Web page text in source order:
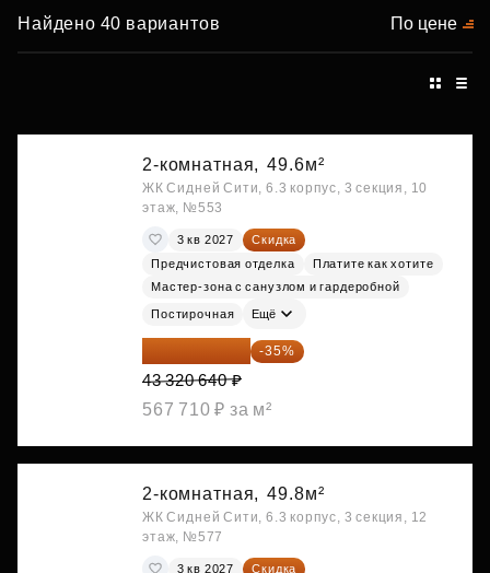
Найдено 40 вариантов По цене
2-комнатная, 49.6м²
ЖК Сидней Сити, 6.3 корпус, 3 секция, 10
этаж, №553
3 кв 2027
Скидка
Предчистовая отделка
Платите как хотите
Мастер-зона с санузлом и гардеробной
Постирочная Ещё
28 158 416 ₽ -35%
43 320 640 ₽
567 710 ₽ за м²
2-комнатная, 49.8м²
ЖК Сидней Сити, 6.3 корпус, 3 секция, 12
этаж, №577
3 кв 2027
Скидка